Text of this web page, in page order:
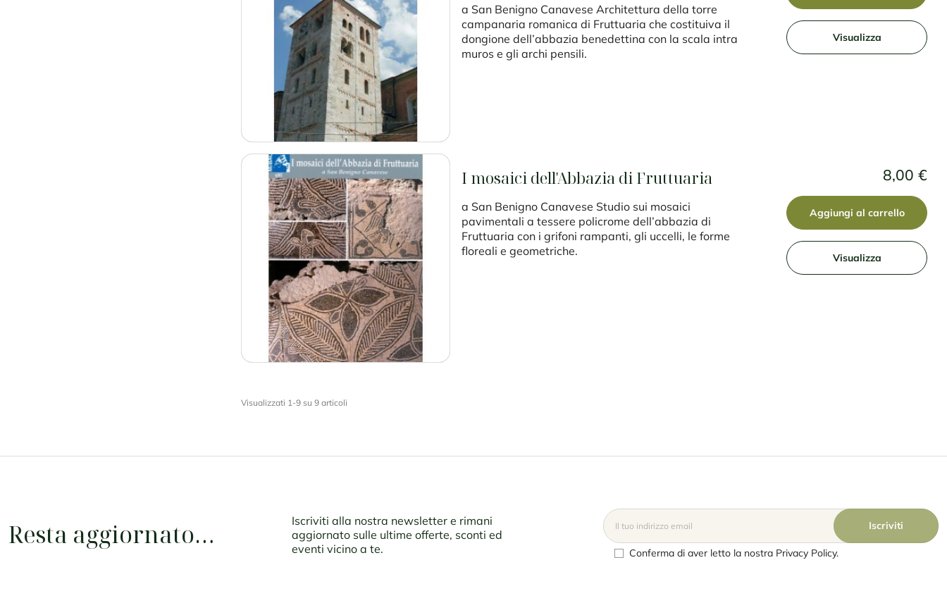
a San Benigno Canavese Architettura della torre
campanaria romanica di Fruttuaria che costituiva il
dongione dell’abbazia benedettina con la scala intra
muros e gli archi pensili.
Visualizza
I mosaici dell'Abbazia di Fruttuaria
a San Benigno Canavese Studio sui mosaici
pavimentali a tessere policrome dell’abbazia di
Fruttuaria con i grifoni rampanti, gli uccelli, le forme
floreali e geometriche.
8,00 €
Aggiungi al carrello
Visualizza
Visualizzati 1-9 su 9 articoli
Resta aggiornato…
Iscriviti alla nostra newsletter e rimani
aggiornato sulle ultime offerte, sconti ed
eventi vicino a te.
Conferma di aver letto la nostra Privacy Policy.